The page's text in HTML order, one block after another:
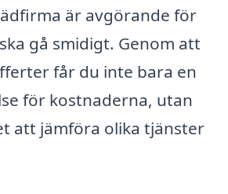
är avgörande för
gå smidigt. Genom att
får du inte bara en
för kostnaderna, utan
att jämföra olika tjänster